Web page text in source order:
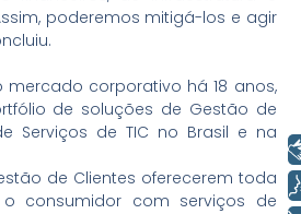
poderemos mitigá-los e agir
mercado corporativo há 18 anos,
de soluções de Gestão de
Serviços de TIC no Brasil e na
de Clientes oferecerem toda
consumidor com serviços de
Voz